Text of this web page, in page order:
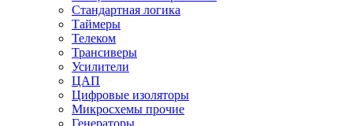
Стандартная логика
Таймеры
Телеком
Трансиверы
Усилители
ЦАП
Цифровые изоляторы
Микросхемы прочие
Генераторы